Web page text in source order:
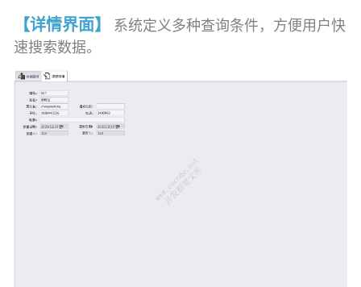
【详情界面】
系统定义多种查询条件，方便用户快
速搜索数据。